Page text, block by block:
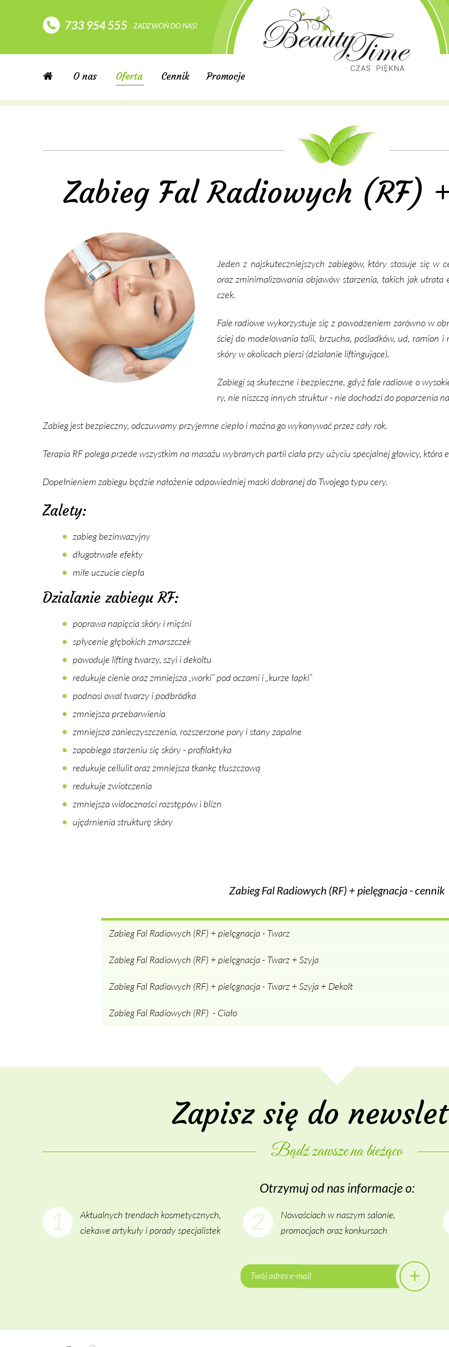
733 954 555 ZADZWOŃ DO NAS!
O nas Oferta Cennik Promocje
Zabieg Fal Radiowych (RF)
Je­den z naj­sku­tecz­niej­szych za­bie­gów, któ­ry sto­su­je się
oraz zmi­ni­ma­li­zo­wa­nia ob­ja­wów sta­rze­nia, ta­kich jak utra­ta
czek.
Fa­le ra­dio­we wy­ko­rzy­stu­je się z po­wo­dze­niem za­rów­no w
ściej do mo­de­lo­wa­nia ta­lii, brzu­cha, po­ślad­ków, ud, ra­mion
skó­ry w oko­li­cach pier­si (dzia­ła­nie li­ftin­gu­ją­ce).
Za­bie­gi są sku­tecz­ne i bez­piecz­ne, gdyż fa­le ra­dio­we o
ry, nie nisz­czą in­nych struk­tur - nie do­cho­dzi do po­pa­rze­nia
Za­bieg jest bez­piecz­ny, od­czu­wa­my przy­jem­ne cie­pło i moż­na go wy­ko­ny­wać przez ca­ły rok.
Te­ra­pia RF po­le­ga przede wszyst­kim na ma­sa­żu wy­bra­nych par­tii cia­ła przy uży­ciu spe­cjal­nej gło­wi­cy,
Do­peł­nie­niem za­bie­gu bę­dzie na­ło­że­nie od­po­wied­niej ma­ski do­bra­nej do Two­je­go ty­pu ce­ry.
Zalety:
za­bieg bez­in­wa­zyj­ny
dłu­go­trwa­łe efek­ty
mi­łe uczu­cie cie­pła
Działanie zabiegu RF:
po­pra­wa na­pię­cia skó­ry i mię­śni
spły­ce­nie głę­bo­kich zmarsz­czek
po­wo­du­je li­fting twa­rzy, szyi i de­kol­tu
re­du­ku­je cie­nie oraz zmniej­sza „wor­ki” pod ocza­mi i „ku­rze łap­ki”
podno­si owal twa­rzy i pod­bród­ka
zmniej­sza prze­bar­wie­nia
zmniej­sza za­nie­czysz­cze­nia, roz­sze­rzo­ne po­ry i sta­ny za­pal­ne
za­po­bie­ga sta­rze­niu się skó­ry - pro­fi­lak­ty­ka
re­du­ku­je cel­lu­lit oraz zmniej­sza tkan­kę tłusz­czo­wą
re­du­ku­je zwiot­cze­nia
zmniej­sza wi­docz­no­ści roz­stę­pów i blizn
ujędr­nie­nia struk­tu­rę skó­ry
Zabieg Fal Radiowych (RF) + pielęgnacja - cennik
Zabieg Fal Radiowych (RF) + pielęgnacja - Twarz
Zabieg Fal Radiowych (RF) + pielęgnacja - Twarz + Szyja
Zabieg Fal Radiowych (RF) + pielęgnacja - Twarz + Szyja + Dekolt
Zabieg Fal Radiowych (RF) - Ciało
Zapisz się do
Bądź za­wsze na bie­żą­co
Otrzy­muj od nas in­for­ma­cje o:
1
Aktualnych trendach kosmetycznych,
ciekawe artykuły i porady specjalistek
2
Nowościach w naszym salonie,
promocjach oraz konkursach